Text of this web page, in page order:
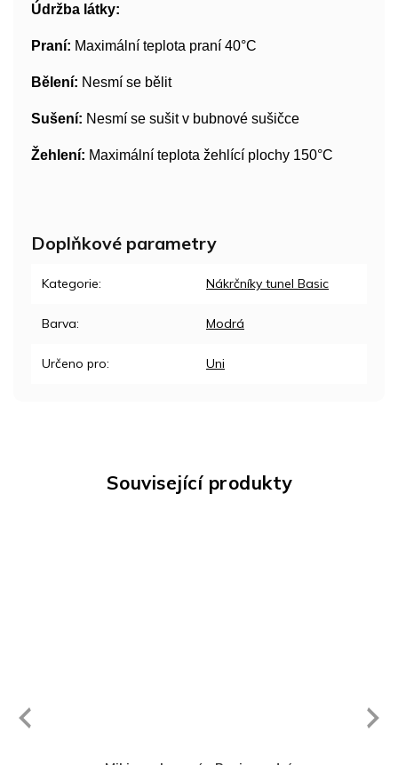
Související produkty
Next
Údržba látky:
Praní: Maximální teplota praní 40°C
Bělení: Nesmí se bělit
Sušení: Nesmí se sušit v bubnové sušičce
Žehlení: Maximální teplota žehlící plochy 150°C
Doplňkové parametry
Kategorie: Nákrčníky tunel Basic
Barva: Modrá
Určeno pro: Uni